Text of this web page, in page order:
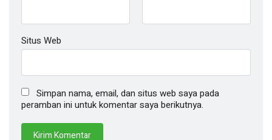
Situs Web
Simpan nama, email, dan situs web saya pada
peramban ini untuk komentar saya berikutnya.